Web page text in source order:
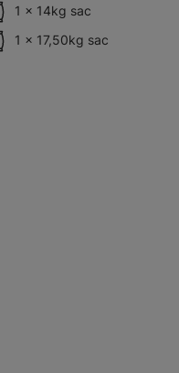
1 x 14kg sac
1 x 17,50kg sac